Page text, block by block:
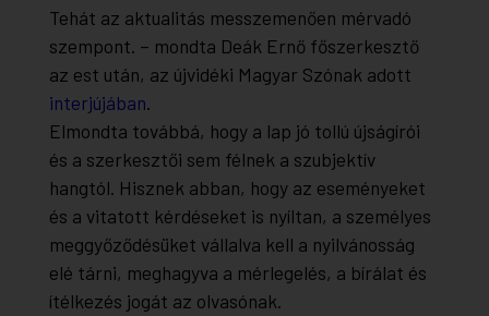
Tehát az aktualitás messzemenően mérvadó
szempont. – mondta Deák Ernő főszerkesztő
az est után, az újvidéki Magyar Szónak adott
interjújában.
Elmondta továbbá, hogy a lap jó tollú újságírói
és a szerkesztői sem félnek a szubjektív
hangtól. Hisznek abban, hogy az eseményeket
és a vitatott kérdéseket is nyíltan, a személyes
meggyőződésüket vállalva kell a nyilvánosság
elé tárni, meghagyva a mérlegelés, a bírálat és
ítélkezés jogát az olvasónak.